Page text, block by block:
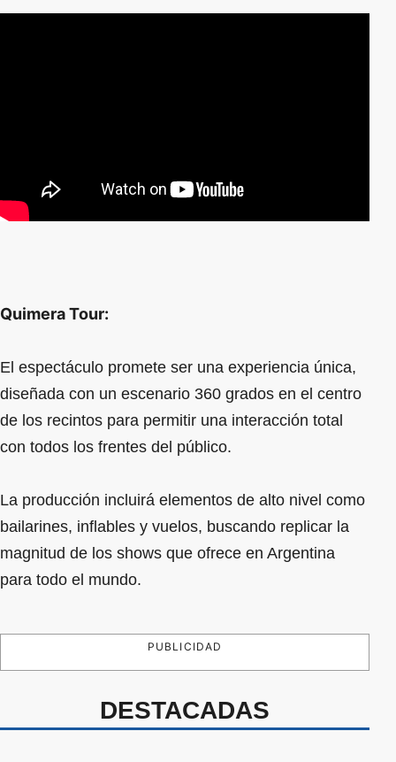
Quimera Tour:
El espectáculo promete ser una experiencia única,
diseñada con un escenario 360 grados en el centro
de los recintos para permitir una interacción total
con todos los frentes del público.
La producción incluirá elementos de alto nivel como
bailarines, inflables y vuelos, buscando replicar la
magnitud de los shows que ofrece en Argentina
para todo el mundo.
PUBLICIDAD
DESTACADAS